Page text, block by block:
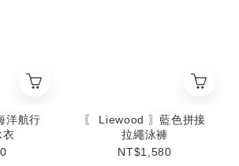
洋航行
衣
〖 Liewood 〗藍色拼接
拉繩泳褲
NT$1,580